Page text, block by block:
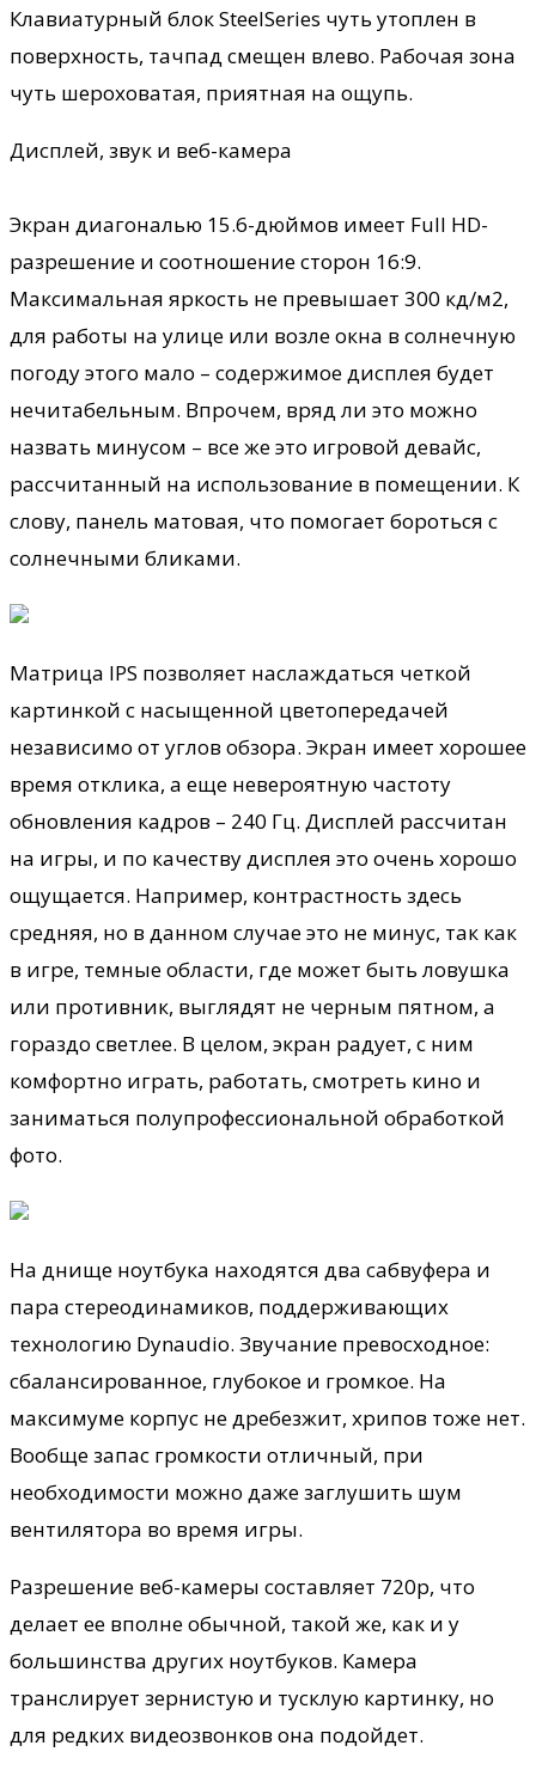
Клавиатурный блок SteelSeries чуть утоплен в
поверхность, тачпад смещен влево. Рабочая зона
чуть шероховатая, приятная на ощупь.
Дисплей, звук и веб-камера
Экран диагональю 15.6-дюймов имеет Full HD-
разрешение и соотношение сторон 16:9.
Максимальная яркость не превышает 300 кд/м2,
для работы на улице или возле окна в солнечную
погоду этого мало – содержимое дисплея будет
нечитабельным. Впрочем, вряд ли это можно
назвать минусом – все же это игровой девайс,
рассчитанный на использование в помещении. К
слову, панель матовая, что помогает бороться с
солнечными бликами.
Матрица IPS позволяет наслаждаться четкой
картинкой с насыщенной цветопередачей
независимо от углов обзора. Экран имеет хорошее
время отклика, а еще невероятную частоту
обновления кадров – 240 Гц. Дисплей рассчитан
на игры, и по качеству дисплея это очень хорошо
ощущается. Например, контрастность здесь
средняя, но в данном случае это не минус, так как
в игре, темные области, где может быть ловушка
или противник, выглядят не черным пятном, а
гораздо светлее. В целом, экран радует, с ним
комфортно играть, работать, смотреть кино и
заниматься полупрофессиональной обработкой
фото.
На днище ноутбука находятся два сабвуфера и
пара стереодинамиков, поддерживающих
технологию Dynaudio. Звучание превосходное:
сбалансированное, глубокое и громкое. На
максимуме корпус не дребезжит, хрипов тоже нет.
Вообще запас громкости отличный, при
необходимости можно даже заглушить шум
вентилятора во время игры.
Разрешение веб-камеры составляет 720p, что
делает ее вполне обычной, такой же, как и у
большинства других ноутбуков. Камера
транслирует зернистую и тусклую картинку, но
для редких видеозвонков она подойдет.